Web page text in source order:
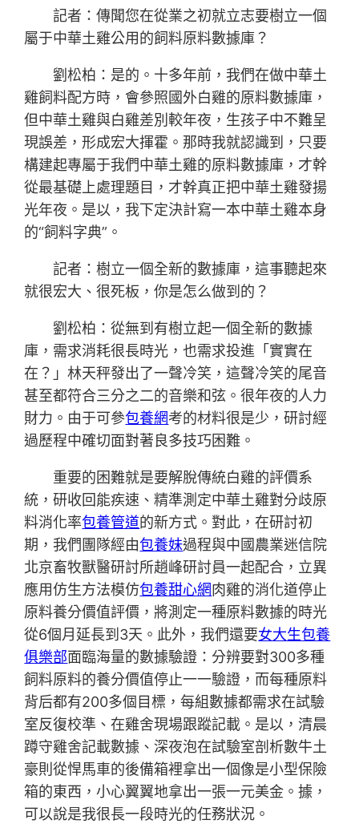
記者：傳聞您在從業之初就立志要樹立一個
屬于中華土雞公用的飼料原料數據庫？
劉松柏：是的。十多年前，我們在做中華土
雞飼料配方時，會參照國外白雞的原料數據庫，
但中華土雞與白雞差別較年夜，生孩子中不難呈
現誤差，形成宏大揮霍。那時我就認識到，只要
構建起專屬于我們中華土雞的原料數據庫，才幹
從最基礎上處理題目，才幹真正把中華土雞發揚
光年夜。是以，我下定決計寫一本中華土雞本身
的“飼料字典”。
記者：樹立一個全新的數據庫，這事聽起來
就很宏大、很死板，你是怎么做到的？
劉松柏：從無到有樹立起一個全新的數據
庫，需求消耗很長時光，也需求投進「實實在
在？」林天秤發出了一聲冷笑，這聲冷笑的尾音
甚至都符合三分之二的音樂和弦。很年夜的人力
財力。由于可參包養網考的材料很是少，研討經
過歷程中確切面對著良多技巧困難。
重要的困難就是要解脫傳統白雞的評價系
統，研收回能疾速、精準測定中華土雞對分歧原
料消化率包養管道的新方式。對此，在研討初
期，我們團隊經由包養妹過程與中國農業迷信院
北京畜牧獸醫研討所趙峰研討員一起配合，立異
應用仿生方法模仿包養甜心網肉雞的消化道停止
原料養分價值評價，將測定一種原料數據的時光
從6個月延長到3天。此外，我們還要女大生包養
俱樂部面臨海量的數據驗證：分辨要對300多種
飼料原料的養分價值停止一一驗證，而每種原料
背后都有200多個目標，每組數據都需求在試驗
室反復校準、在雞舍現場跟蹤記載。是以，清晨
蹲守雞舍記載數據、深夜泡在試驗室剖析數牛土
豪則從悍馬車的後備箱裡拿出一個像是小型保險
箱的東西，小心翼翼地拿出一張一元美金。據，
可以說是我很長一段時光的任務狀況。